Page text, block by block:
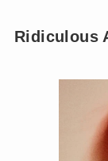
Ridiculous